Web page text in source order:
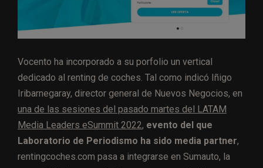
Vocento ha incorporado a su porfolio un vertical
dedicado al renting de coches. Tal como indicó Iñigo
Iribarnegaray, director general de Nuevos Negocios, en
una de las sesiones del pasado martes del LATAM
Media Leaders eSummit 2022, evento del que
Laboratorio de Periodismo ha sido media partner,
rentingcoches.com pasa a integrarse en Sumauto, la